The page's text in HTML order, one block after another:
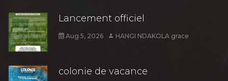
Lancement officiel
Aug 5, 2026 HANGI NDAKOLA grace
colonie de vacance